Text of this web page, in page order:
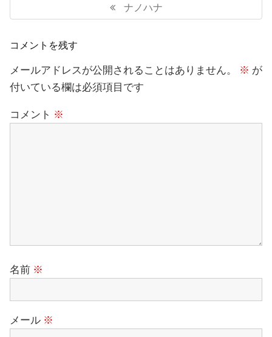
ナ
ゲ
シ
ョ
ン
Previous
Post:
ナノハナ
コメントを残す
メールアドレスが公開されることはありません。 ※ が
付いている欄は必須項目です
コメント ※
名前 ※
メール ※